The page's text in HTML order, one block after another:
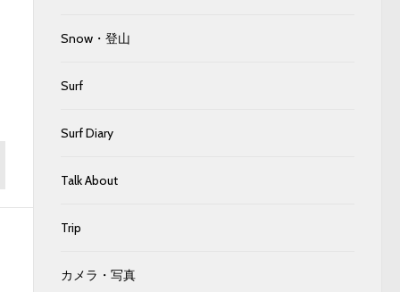
Snow・登山
Surf
Surf Diary
Talk About
Trip
カメラ・写真